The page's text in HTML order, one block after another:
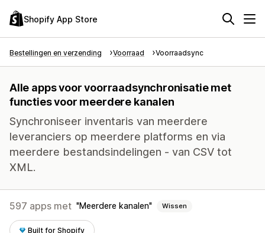
Shopify App Store
Bestellingen en verzending Voorraad Voorraadsync
Alle apps voor voorraadsynchronisatie met
functies voor meerdere kanalen
Synchroniseer inventaris van meerdere
leveranciers op meerdere platforms en via
meerdere bestandsindelingen - van CSV tot
XML.
597 apps met Meerdere kanalen Wissen
Built for Shopify